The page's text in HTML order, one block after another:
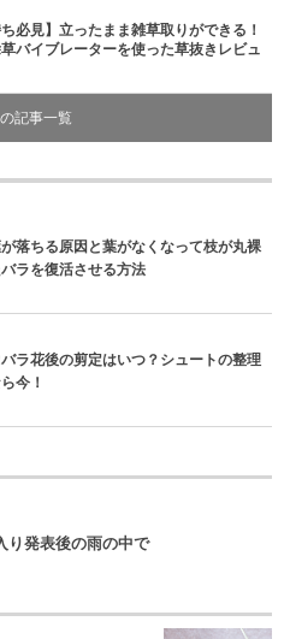
ち必見】立ったまま雑草取りができる！
バイブレーターを使った草抜きレビュ
記事一覧
落ちる原因と葉がなくなって枝が丸裸
ラを復活させる方法
ラ花後の剪定はいつ？シュートの整理
今！
り発表後の雨の中で